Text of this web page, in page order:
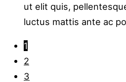
ut elit quis,
luctus mattis ante ac
1
2
3